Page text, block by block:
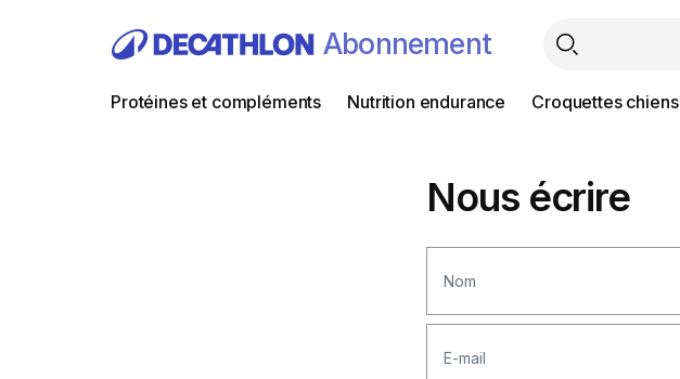
Abonnement
Protéines et compléments Nutrition endurance Croquettes chiens
Nous écrire